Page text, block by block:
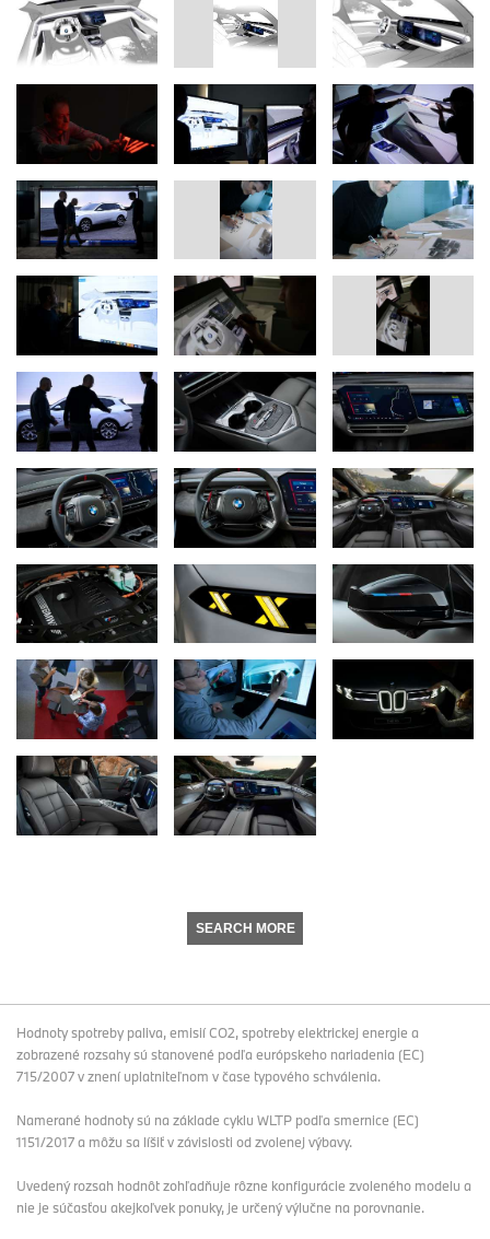
SEARCH MORE
Hodnoty spotreby paliva, emisií CO2, spotreby elektrickej energie a
zobrazené rozsahy sú stanovené podľa európskeho nariadenia (EC)
715/2007 v znení uplatniteľnom v čase typového schválenia.
Namerané hodnoty sú na základe cyklu WLTP podľa smernice (EC)
1151/2017 a môžu sa líšiť v závislosti od zvolenej výbavy.
Uvedený rozsah hodnôt zohľadňuje rôzne konfigurácie zvoleného modelu a
nie je súčasťou akejkoľvek ponuky, je určený výlučne na porovnanie.